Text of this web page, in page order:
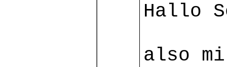
Hallo
also